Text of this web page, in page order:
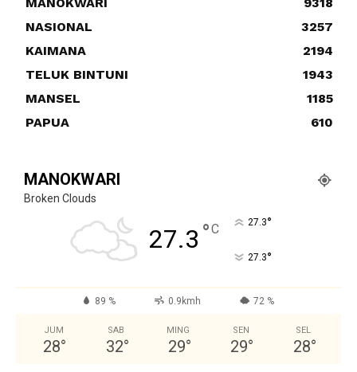
MANOKWARI
9318
NASIONAL
3257
KAIMANA
2194
TELUK BINTUNI
1943
MANSEL
1185
PAPUA
610
MANOKWARI
Broken Clouds
27.3 °C 27.3°
27.3°
89 % 0.9kmh 72 %
JUM
28°
SAB
32°
MING
29°
SEN
29°
SEL
28°